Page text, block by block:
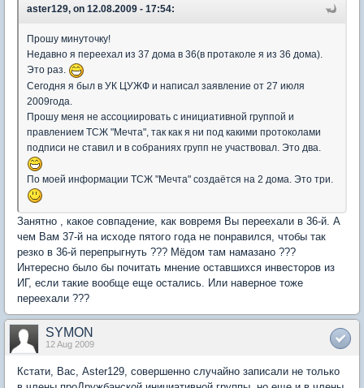
aster129, on 12.08.2009 - 17:54:
Прошу минуточку!
Недавно я переехал из 37 дома в 36(в протаколе я из 36 дома).
Это раз.
Сегодня я был в УК ЦУЖФ и написал заявление от 27 июля
2009года.
Прошу меня не ассоциировать с инициативной группой и
правлением ТСЖ "Мечта", так как я ни под какими протоколами
подписи не ставил и в собраниях групп не участвовал. Это два.
По моей информации ТСЖ "Мечта" создаётся на 2 дома. Это три.
Занятно , какое совпадение, как вовремя Вы переехали в 36-й. А
чем Вам 37-й на исходе пятого года не понравился, чтобы так
резко в 36-й перепрыгнуть ??? Мёдом там намазано ???
Интересно было бы почитать мнение оставшихся инвесторов из
ИГ, если такие вообще еще остались. Или наверное тоже
переехали ???
SYMON
12 Aug 2009
Кстати, Вас, Aster129, совершенно случайно записали не только